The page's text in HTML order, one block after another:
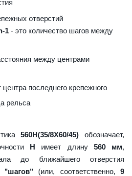
отверстий
1 - это количество шагов между
между центрами
центра последнего крепежного
рельса
560H(35/8X60/45) обозначает,
H имеет длину 560 мм,
до ближайшего отверстия
"шагов" (или, соответственно,9